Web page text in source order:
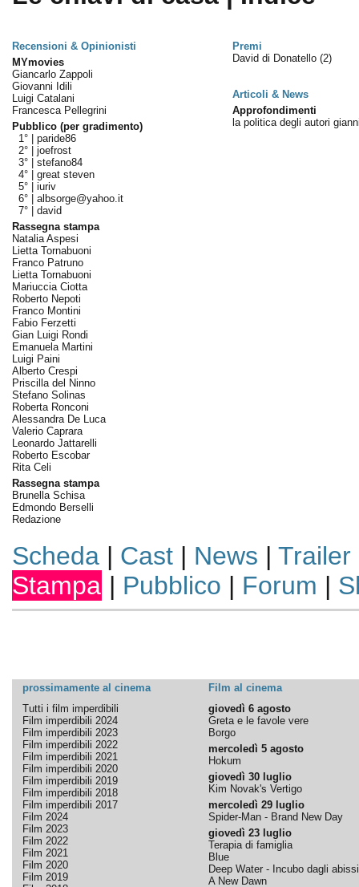
Recensioni & Opinionisti
Premi
MYmovies
Giancarlo Zappoli
Giovanni Idili
Luigi Catalani
Francesca Pellegrini
Pubblico (per gradimento)
1° | paride86
2° | joefrost
3° | stefano84
4° | great steven
5° | iuriv
6° | albsorge@yahoo.it
7° | david
Rassegna stampa
Natalia Aspesi
Lietta Tornabuoni
Franco Patruno
Lietta Tornabuoni
Mariuccia Ciotta
Roberto Nepoti
Franco Montini
Fabio Ferzetti
Gian Luigi Rondi
Emanuela Martini
Luigi Paini
Alberto Crespi
Priscilla del Ninno
Stefano Solinas
Roberta Ronconi
Alessandra De Luca
Valerio Caprara
Leonardo Jattarelli
Roberto Escobar
Rita Celi
Rassegna stampa
Brunella Schisa
Edmondo Berselli
Redazione
David di Donatello (2)
Articoli & News
Approfondimenti
la politica degli autori
Scheda| Cast| News | Trailer
Stampa | Pubblico | Forum |
prossimamente al cinema
Film al cinema
Tutti i film imperdibili
Film imperdibili 2024
Film imperdibili 2023
Film imperdibili 2022
Film imperdibili 2021
Film imperdibili 2020
Film imperdibili 2019
Film imperdibili 2018
Film imperdibili 2017
Film 2024
Film 2023
Film 2022
Film 2021
Film 2020
Film 2019
giovedì 6 agosto
Greta e le favole vere
Borgo
mercoledì 5 agosto
Hokum
giovedì 30 luglio
Kim Novak's Vertigo
mercoledì 29 luglio
Spider-Man - Brand New Day
giovedì 23 luglio
Terapia di famiglia
Blue
Deep Water - Incubo dagli abissi
A New Dawn